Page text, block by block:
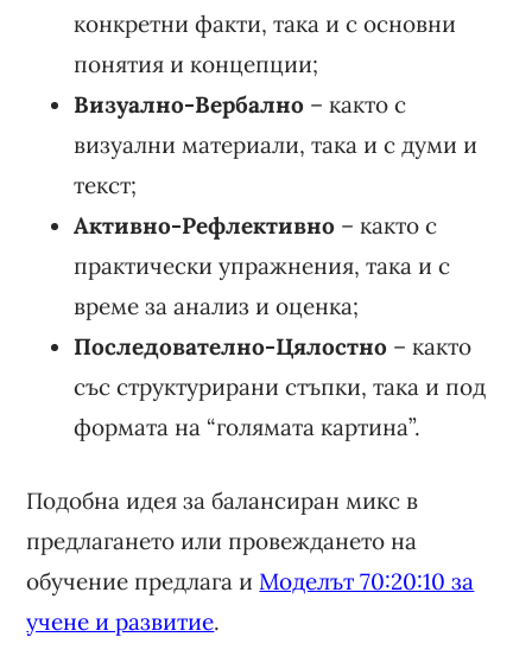
конкретни факти, така и с основни
понятия и концепции;
Визуално-Вербално – както с
визуални материали, така и с думи и
текст;
Активно-Рефлективно – както с
практически упражнения, така и с
време за анализ и оценка;
Последователно-Цялостно – както
със структурирани стъпки, така и под
формата на “голямата картина”.
Подобна идея за балансиран микс в
предлагането или провеждането на
обучение предлага иМоделът 70:20:10 за
учене и развитие.